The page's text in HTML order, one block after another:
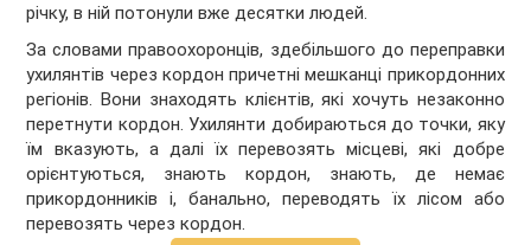
річку, в ній потонули вже десятки людей.
За словами правоохоронців, здебільшого до переправки
ухилянтів через кордон причетні мешканці прикордонних
регіонів. Вони знаходять клієнтів, які хочуть незаконно
перетнути кордон. Ухилянти добираються до точки, яку
їм вказують, а далі їх перевозять місцеві, які добре
орієнтуються, знають кордон, знають, де немає
прикордонників і, банально, переводять їх лісом або
перевозять через кордон.